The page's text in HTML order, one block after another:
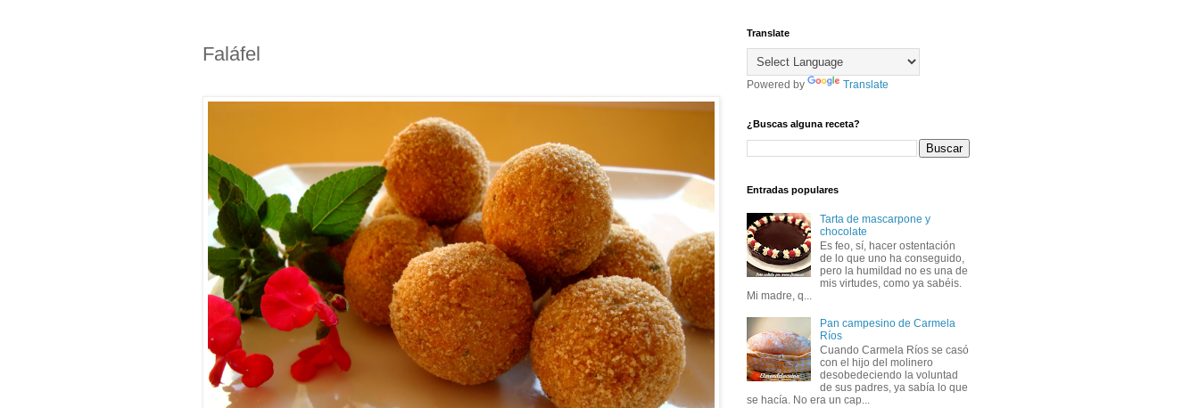
Faláfel
Translate
Powered by Translate
¿Buscas alguna receta?
Entradas populares
Tarta de mascarpone y
chocolate
Es feo, sí, hacer ostentación
de lo que uno ha conseguido,
pero la humildad no es una de
mis virtudes, como ya sabéis.
Mi madre, q...
Pan campesino de Carmela
Ríos
Cuando Carmela Ríos se casó
con el hijo del molinero
desobedeciendo la voluntad
de sus padres, ya sabía lo que
se hacía. No era un cap...